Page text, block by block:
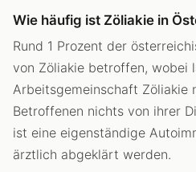
Wie häufig ist Zöliakie in
Rund 1 Prozent der
von Zöliakie betroffen, wobei
Arbeitsgemeinschaft Zöliakie
Betroffenen nichts von ihrer
ist eine eigenständige
ärztlich abgeklärt werden.